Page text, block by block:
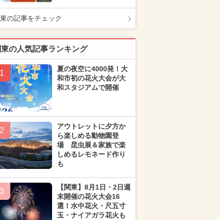
の記事をチェック
の人気記事ランキング
1
夏の夜空に4000発！大
和市初の花火大会が大
和スタジアムで開催
2
アウトレットに夕方か
ら楽しめる動物園登
場 昆虫展＆家族で楽
しめるレモネード作り
も
3
【関東】8月1日・2日週
末開催の花火大会16
選！水中花火・尺五寸
玉・ナイアガラ花火も